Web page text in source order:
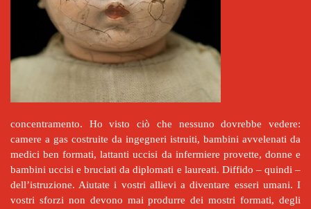
concentramento. Ho visto ciò che nessuno dovrebbe vedere:
camere a gas costruite da ingegneri istruiti, bambini avvelenati da
medici ben formati, lattanti uccisi da infermiere provette, donne e
bambini uccisi e bruciati da diplomati e laureati. Diffido – quindi –
dell’istruzione. Aiutate i vostri allievi a diventare esseri umani. I
vostri sforzi non devono mai produrre dei mostri formati, degli